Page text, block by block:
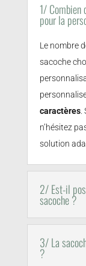
1/ Combien
pour la
Le nombre
sacoche
caractères.
n’hésitez
solution
2/ Est-il
sacoche ?
3/ La
?